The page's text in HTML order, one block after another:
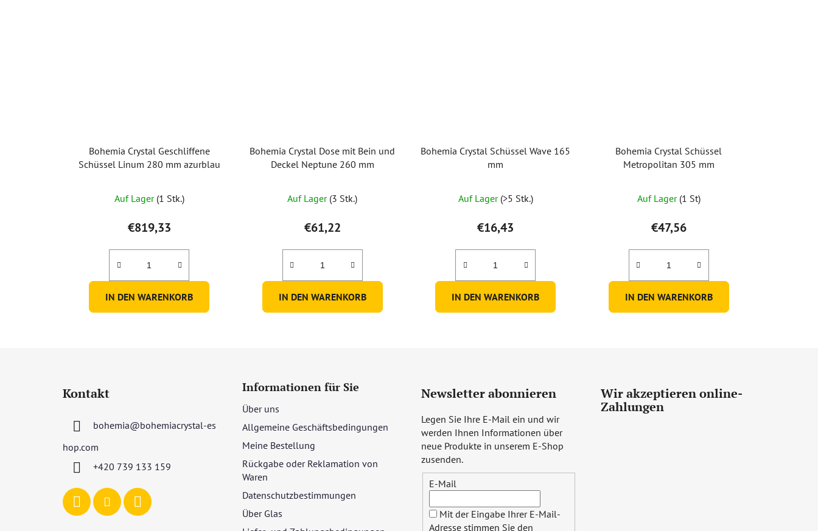
Bohemia Crystal Geschliffene
Schüssel Linum 280 mm azurblau
Auf Lager (1 Stk.)
€819,33
IN DEN WARENKORB
Bohemia Crystal Dose mit Bein und
Deckel Neptune 260 mm
Auf Lager (3 Stk.)
€61,22
IN DEN WARENKORB
Bohemia Crystal Schüssel Wave 165
mm
Auf Lager (>5 Stk.)
€16,43
IN DEN WARENKORB
Bohemia Crystal Schüssel
Metropolitan 305 mm
Auf Lager (1 St)
€47,56
IN DEN WARENKORB
Kontakt
bohemia@bohemiacrystal-es
hop.com
+420 739 133 159
Informationen für Sie
Über uns
Allgemeine Geschäftsbedingungen
Meine Bestellung
Rückgabe oder Reklamation von
Waren
Datenschutzbestimmungen
Über Glas
Newsletter abonnieren
Legen Sie Ihre E-Mail ein und wir
werden Ihnen Informationen über
neue Produkte in unserem E-Shop
zusenden.
E-Mail
Mit der Eingabe Ihrer E-Mail-
Adresse stimmen Sie den
Wir akzeptieren online-
Zahlungen